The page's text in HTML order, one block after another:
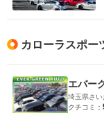
カローラスポー
エバー
埼玉県さい
クチコミ：